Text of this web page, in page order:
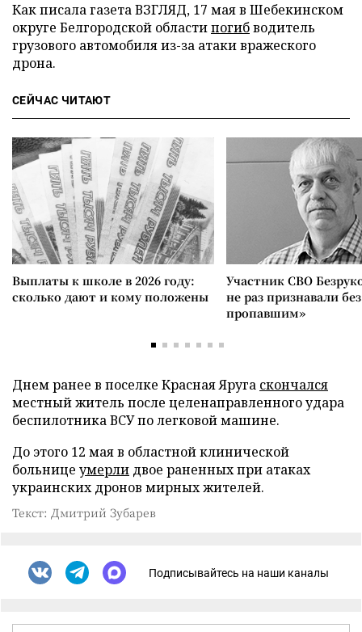
Как писала газета ВЗГЛЯД, 17 мая в Шебекинском
округе Белгородской областипогибводитель
грузового автомобиля из-за атаки вражеского
дрона.
СЕЙЧАС ЧИТАЮТ
Выплаты к школе в 2026 году:
сколько дают и кому положены
Участник СВО
не раз признавали
пропавшим»
Днем ранее в поселке Красная Яруга скончался
местный житель после целенаправленного удара
беспилотника ВСУ по легковой машине.
До этого 12 мая в областной клинической
больнице умерли двое раненных при атаках
украинских дронов мирных жителей.
Текст: Дмитрий Зубарев
Подписывайтесь на наши каналы